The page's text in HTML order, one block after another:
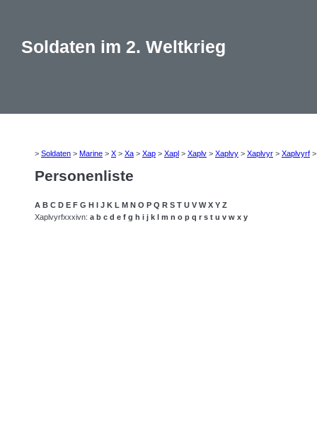
Soldaten im 2. Weltkrieg
> Soldaten > Marine > X > Xa > Xap > Xapl > Xaplv > Xaplvy > Xaplvyr > Xaplvyrf
Personenliste
A B C D E F G H I J K L M N O P Q R S T U V W X Y Z
Xaplvyrfxxxivn: a b c d e f g h i j k l m n o p q r s t u v w x y